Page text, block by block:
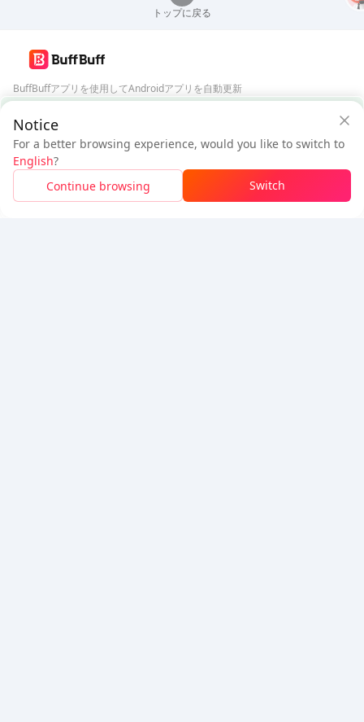
$2.43
新規ユーザー:
$2.59
割引を適用するにはログインしてください
Notice
For a better browsing experience, would you like to switch to
English?
Continue browsing
Switch
トップに戻る
BuffBuffアプリを使用してAndroidアプリを自動更新
フォローする
5% OFF5% OFF